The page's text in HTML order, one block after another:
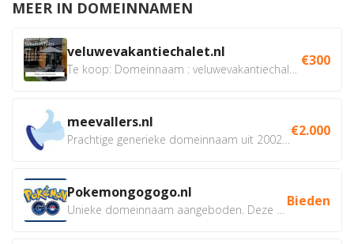
MEER IN DOMEINNAMEN
veluwevakantiechalet.nl €300
meevallers.nl €2.000
Pokemongogogo.nl Bieden